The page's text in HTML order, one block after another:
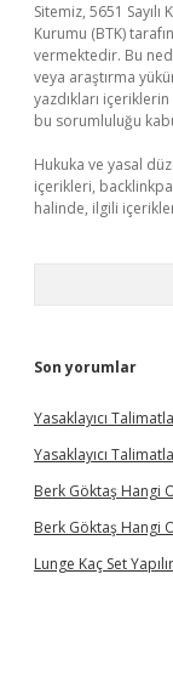
Sitemiz, 5651
Kurumu (BTK)
vermektedir. Bu
veya araştırma
yazdıkları
bu sorumluluğu
Hukuka ve yasal
içerikleri,
halinde, ilgili
Son yorumlar
Yasaklayıcı
Yasaklayıcı
Berk Göktaş Hangi
Berk Göktaş Hangi
Lunge Kaç Set Yapılır